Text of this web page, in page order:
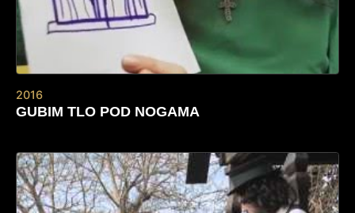
2016
GUBIM TLO POD NOGAMA